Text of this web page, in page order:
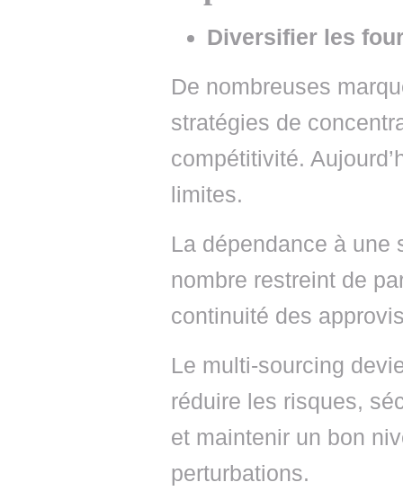
Diversifier les
De nombreuses
stratégies de
compétitivité.
limites.
La dépendance à une
nombre restreint de
continuité des
Le multi-sourcing
réduire les risques,
et maintenir un bon
perturbations.